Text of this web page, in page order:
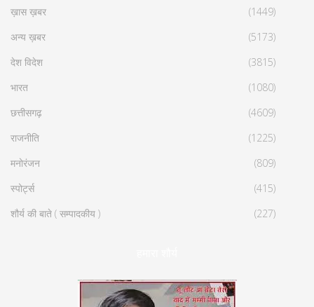
ख़ास ख़बर
(1449)
अन्य ख़बर
(5173)
देश विदेश
(3815)
भारत
(1080)
छत्तीसगढ़
(4609)
राजनीति
(1225)
मनोरंजन
(809)
स्पोर्ट्स
(415)
शौर्य की बाते ( सम्पादकीय )
(227)